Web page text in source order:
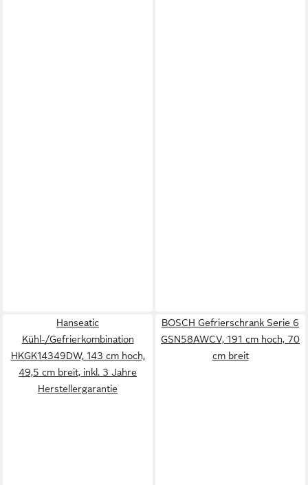
Hanseatic
Kühl-/Gefrierkombination
HKGK14349DW, 143 cm hoch,
49,5 cm breit, inkl. 3 Jahre
Herstellergarantie
BOSCH Gefrierschrank Serie 6
GSN58AWCV, 191 cm hoch, 70
cm breit